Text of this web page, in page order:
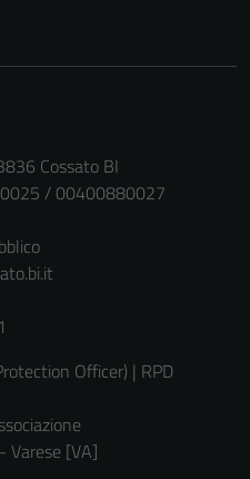
Cossato BI
/ 00400880027
Officer) | RPD
Varese [VA]
per il
funzionamento
possono
essere
non raccolgono
personali.